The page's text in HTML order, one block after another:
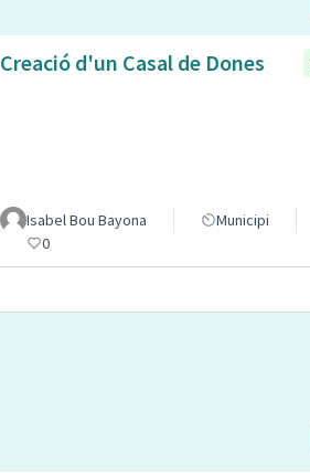
Creació d'un Casal de Dones
Isabel Bou Bayona Municipi
0